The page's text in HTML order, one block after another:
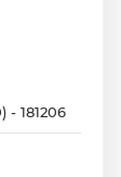
- 181206